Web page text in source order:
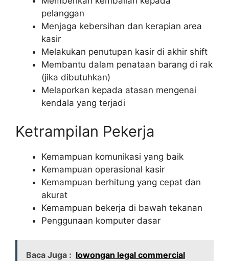
pelanggan
Menjaga kebersihan dan kerapian area
kasir
Melakukan penutupan kasir di akhir shift
Membantu dalam penataan barang di rak
(jika dibutuhkan)
Melaporkan kepada atasan mengenai
kendala yang terjadi
Ketrampilan Pekerja
Kemampuan komunikasi yang baik
Kemampuan operasional kasir
Kemampuan berhitung yang cepat dan
akurat
Kemampuan bekerja di bawah tekanan
Penggunaan komputer dasar
Baca Juga : lowongan legal commercial